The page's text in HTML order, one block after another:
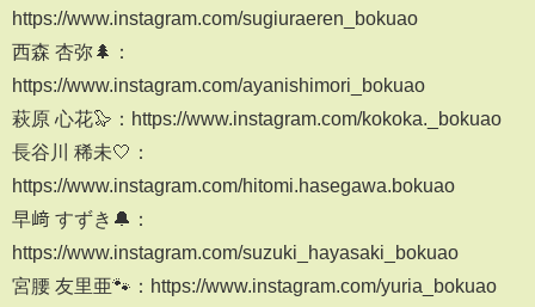
https://www.instagram.com/sugiuraeren_bokuao
西森 杏弥🌲：
https://www.instagram.com/ayanishimori_bokuao
萩原 心花🦭：https://www.instagram.com/kokoka._bokuao
長谷川 稀未🤍：
https://www.instagram.com/hitomi.hasegawa.bokuao
早﨑 すずき🔔：
https://www.instagram.com/suzuki_hayasaki_bokuao
宮腰 友里亜🐾：https://www.instagram.com/yuria_bokuao